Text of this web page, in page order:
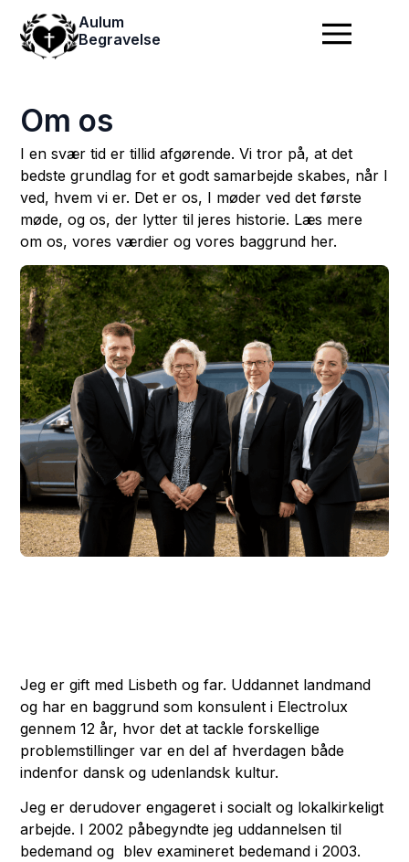
Aulum
Begravelse
Om os
I en svær tid er tillid afgørende. Vi tror på, at det
bedste grundlag for et godt samarbejde skabes, når I
ved, hvem vi er. Det er os, I møder ved det første
møde, og os, der lytter til jeres historie. Læs mere
om os, vores værdier og vores baggrund her.
Jeg er gift med Lisbeth og far. Uddannet landmand
og har en baggrund som konsulent i Electrolux
gennem 12 år, hvor det at tackle forskellige
problemstillinger var en del af hverdagen både
indenfor dansk og udenlandsk kultur.
Jeg er derudover engageret i socialt og lokalkirkeligt
arbejde. I 2002 påbegyndte jeg uddannelsen til
bedemand og blev examineret bedemand i 2003.